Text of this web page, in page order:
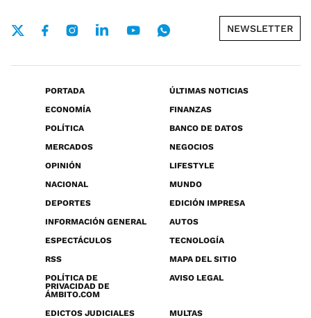
NEWSLETTER
PORTADA
ÚLTIMAS NOTICIAS
ECONOMÍA
FINANZAS
POLÍTICA
BANCO DE DATOS
MERCADOS
NEGOCIOS
OPINIÓN
LIFESTYLE
NACIONAL
MUNDO
DEPORTES
EDICIÓN IMPRESA
INFORMACIÓN GENERAL
AUTOS
ESPECTÁCULOS
TECNOLOGÍA
RSS
MAPA DEL SITIO
POLÍTICA DE
PRIVACIDAD DE
ÁMBITO.COM
AVISO LEGAL
EDICTOS JUDICIALES MULTAS